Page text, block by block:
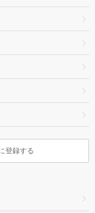
登録する